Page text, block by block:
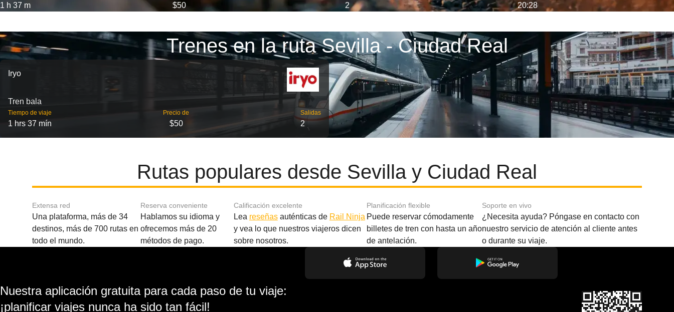
1 h 37 m $50 2 20:28
Trenes en la ruta Sevilla - Ciudad Real
Iryo
Tren bala
Tiempo de viaje
1 hrs 37 mín
Precio de
$50
Salidas
2
Rutas populares desde Sevilla y Ciudad Real
Extensa red
Una plataforma, más de 34
destinos, más de 700 rutas en
todo el mundo.
Reserva conveniente
Hablamos su idioma y
ofrecemos más de 20
métodos de pago.
Calificación excelente
Lea reseñasauténticas de Rail Ninja
y vea lo que nuestros viajeros dicen
sobre nosotros.
Planificación flexible
Puede reservar cómodamente
billetes de tren con hasta un año
de antelación.
Soporte en vivo
¿Necesita ayuda? Póngase en contacto con
nuestro servicio de atención al cliente antes
o durante su viaje.
Nuestra aplicación gratuita para cada paso de tu viaje:
¡planificar viajes nunca ha sido tan fácil!